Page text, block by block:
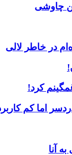
چاوشی
در خاطر لالی
کرد!
اما کم
آنا